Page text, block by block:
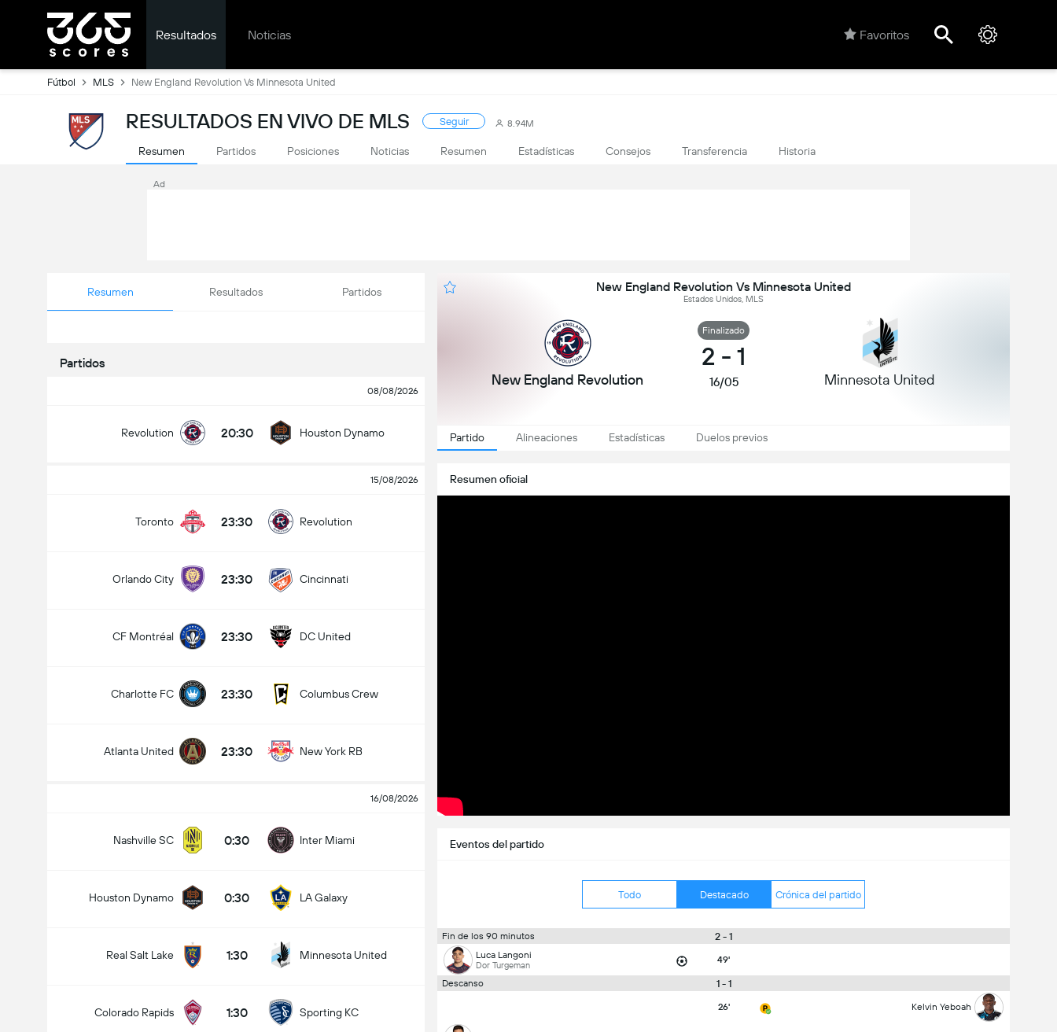
Resultados Noticias Favoritos
Fútbol MLS New England Revolution Vs Minnesota United
RESULTADOS EN VIVO DE MLS Seguir 8.94M
Resumen Partidos Posiciones Noticias Resumen Estadísticas Consejos Transferencia Historia
Ad
Resumen Resultados Partidos
Partidos
08/08/2026
Revolution 20:30 Houston Dynamo
15/08/2026
Toronto 23:30 Revolution
Orlando City 23:30 Cincinnati
CF Montréal 23:30 DC United
Charlotte FC 23:30 Columbus Crew
Atlanta United 23:30 New York RB
16/08/2026
Nashville SC 0:30 Inter Miami
Houston Dynamo 0:30 LA Galaxy
Real Salt Lake 1:30 Minnesota United
Colorado Rapids 1:30 Sporting KC
New England Revolution Vs Minnesota United
Estados Unidos, MLS
New England Revolution
Finalizado
2 - 1
16/05 Minnesota United
Partido Alineaciones Estadísticas Duelos previos
Resumen oficial
Eventos del partido
Todo Destacado Crónica del partido
Fin de los 90 minutos 2 - 1
Luca Langoni
Dor Turgeman 49'
Descanso 1 - 1
26' Kelvin Yeboah